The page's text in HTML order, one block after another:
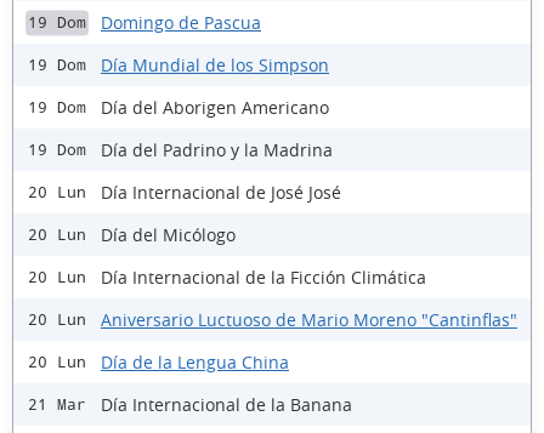
19 Dom Domingo de Pascua
19 Dom Día Mundial de los Simpson
19 Dom Día del Aborigen Americano
19 Dom Día del Padrino y la Madrina
20 Lun Día Internacional de José José
20 Lun Día del Micólogo
20 Lun Día Internacional de la Ficción Climática
20 Lun Aniversario Luctuoso de Mario Moreno "Cantinflas"
20 Lun Día de la Lengua China
21 Mar Día Internacional de la Banana